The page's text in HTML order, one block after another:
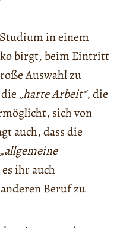
in einem
birgt, beim Eintritt
Auswahl zu
„harte Arbeit“, die
sich von
auch, dass die
„allgemeine
ihr auch
Beruf zu